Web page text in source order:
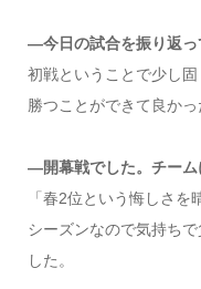
―今日の試合を振り返っ
初戦ということで少し
勝つことができて良かっ
―開幕戦でした。チーム
「春2位という悔しさ
シーズンなので気持ち
した。